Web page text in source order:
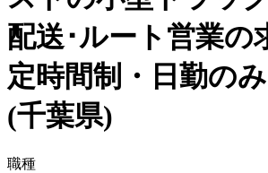
配送･ルート営業の
定時間制・日勤の
(千葉県)
職種